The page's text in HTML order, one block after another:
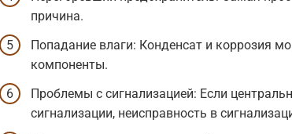
причина.
Попадание влаги: Конденсат и коррозия
компоненты.
Проблемы с сигнализацией: Если
сигнализации, неисправность в